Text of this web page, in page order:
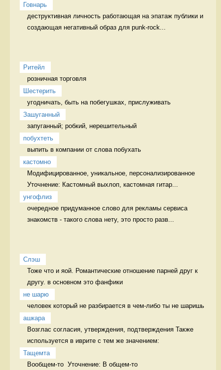
Говнарь
деструктивная личность работающая на эпатаж публики и
создающая негативный образ для punk-rock...
Ритейл
розничная торговля
Шестерить
угодничать, быть на побегушках, прислуживать
Зашуганный
запуганный; робкий, нерешительный
побухтеть
выпить в компании от слова побухать
кастомно
Модифицированное, уникальное, персонализированное
Уточнение: Кастомный выхлоп, кастомная гитар...
унгофлиз
очередное придуманное слово для рекламы сервиса
знакомств - такого слова нету, это просто разв...
Слэш
Тоже что и яой. Романтические отношение парней друг к
другу. в основном это фанфики
не шарю
ашкара
Возглас согласия, утверждения, подтверждения Также
используется в иврите с тем же значением:
Тащемта
Вообщем-то  Уточнение: В общем-то